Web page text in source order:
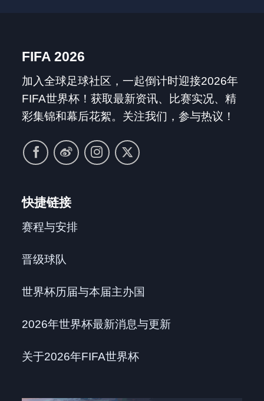
FIFA 2026
加入全球足球社区，一起倒计时迎接2026年
FIFA世界杯！获取最新资讯、比赛实况、精
彩集锦和幕后花絮。关注我们，参与热议！
快捷链接
赛程与安排
晋级球队
世界杯历届与本届主办国
2026年世界杯最新消息与更新
关于2026年FIFA世界杯